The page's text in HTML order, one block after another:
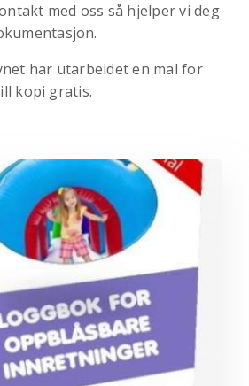
med oss så hjelper vi deg
har utarbeidet en mal for
kopi gratis.